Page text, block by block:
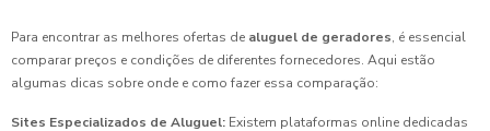
Para encontrar as melhores ofertas de aluguel de geradores, é essencial
comparar preços e condições de diferentes fornecedores. Aqui estão
algumas dicas sobre onde e como fazer essa comparação:
Sites Especializados de Aluguel: Existem plataformas online dedicadas